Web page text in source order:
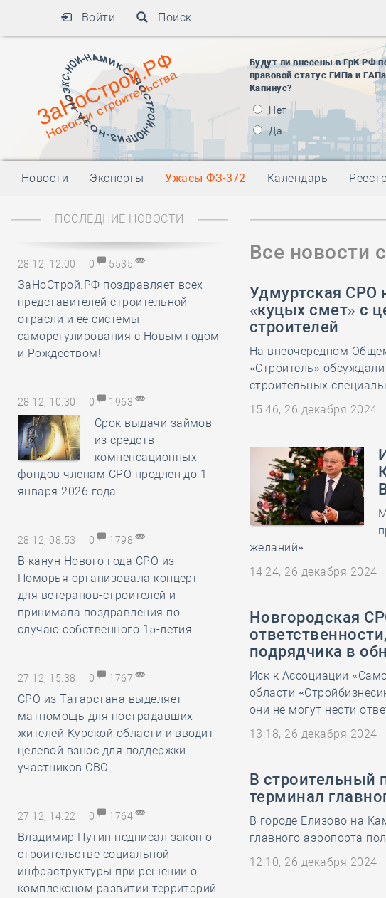
Войти Поиск
Будут ли внесены в ГрК РФ
правовой статус ГИПа и
Капинус?
Нет
Да
Новости Эксперты Ужасы ФЗ-372 Календарь Реестр
ПОСЛЕДНИЕ НОВОСТИ
28.12, 12:00 0 5535
ЗаНоСтрой.РФ поздравляет всех
представителей строительной
отрасли и её системы
саморегулирования с Новым годом
и Рождеством!
28.12, 10:30 0 1963
Срок выдачи займов
из средств
компенсационных
фондов членам СРО продлён до 1
января 2026 года
28.12, 08:53 0 1798
В канун Нового года СРО из
Поморья организовала концерт
для ветеранов-строителей и
принимала поздравления по
случаю собственного 15-летия
27.12, 15:38 0 1767
СРО из Татарстана выделяет
матпомощь для пострадавших
жителей Курской области и вводит
целевой взнос для поддержки
участников СВО
27.12, 14:22 0 1764
Владимир Путин подписал закон о
строительстве социальной
инфраструктуры при решении о
комплексном развитии территорий
Все новости
Удмуртская СРО
«куцых смет» с
строителей
На внеочередном
«Строитель»
строительных
15:46, 26 декабря 2024
желаний».
14:24, 26 декабря 2024
Новгородская
подрядчика в
Иск к Ассоциации
области
они не могут нести
13:18, 26 декабря 2024
В строительный
терминал
В городе Елизово на
главного аэропорта
12:10, 26 декабря 2024